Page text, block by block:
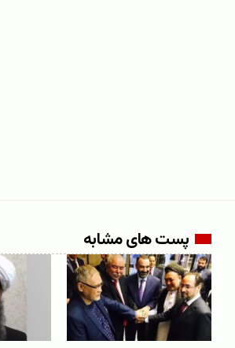
پست های مشابه